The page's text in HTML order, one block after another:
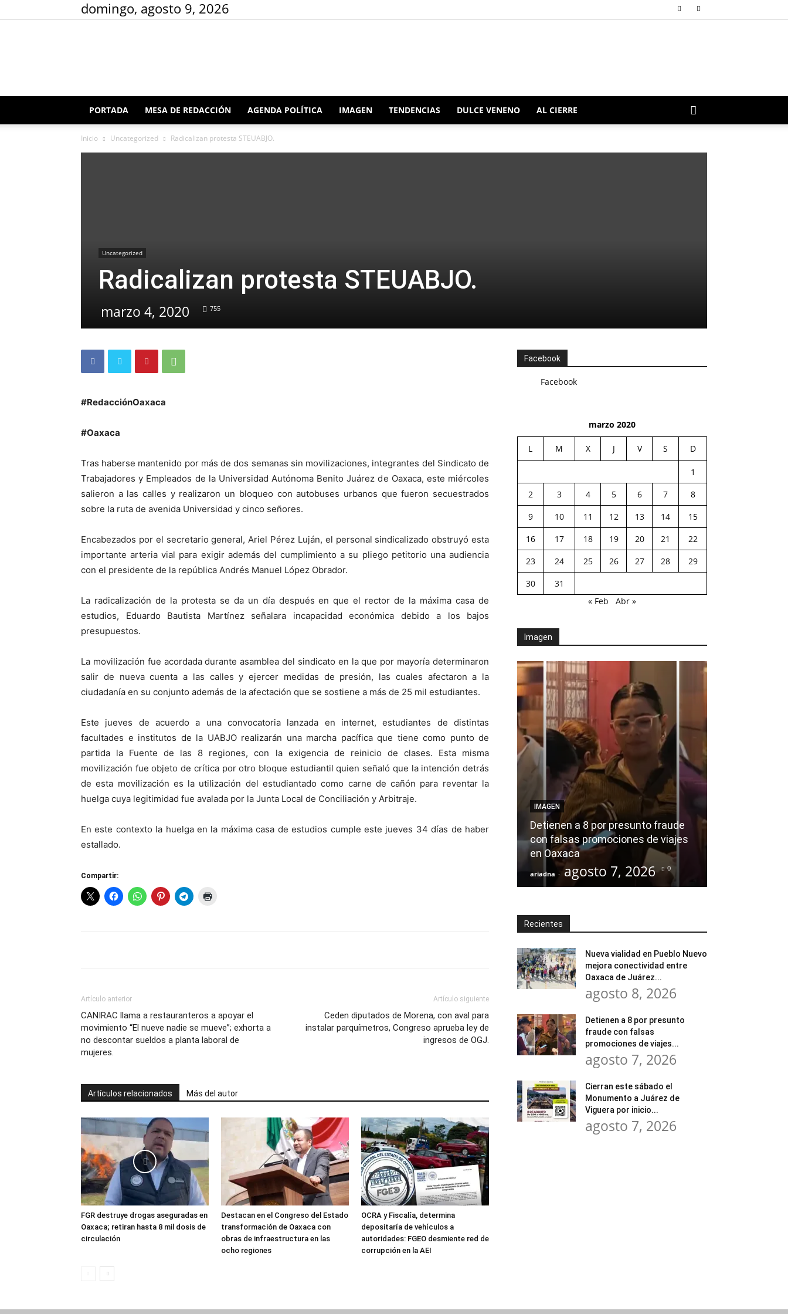
domingo, agosto 9, 2026
Redacción
PORTADA MESA DE REDACCIÓN AGENDA POLÍTICA IMAGEN TENDENCIAS DULCE VENENO AL CIERRE
Inicio Uncategorized Radicalizan protesta STEUABJO.
Uncategorized
Radicalizan protesta STEUABJO.
marzo 4, 2020 755
#RedacciónOaxaca
#Oaxaca
Tras haberse mantenido por más de dos semanas sin movilizaciones, integrantes del Sindicato de
Trabajadores y Empleados de la Universidad Autónoma Benito Juárez de Oaxaca, este miércoles
salieron a las calles y realizaron un bloqueo con autobuses urbanos que fueron secuestrados
sobre la ruta de avenida Universidad y cinco señores.
Encabezados por el secretario general, Ariel Pérez Luján, el personal sindicalizado obstruyó esta
importante arteria vial para exigir además del cumplimiento a su pliego petitorio una audiencia
con el presidente de la república Andrés Manuel López Obrador.
La radicalización de la protesta se da un día después en que el rector de la máxima casa de
estudios, Eduardo Bautista Martínez señalara incapacidad económica debido a los bajos
presupuestos.
La movilización fue acordada durante asamblea del sindicato en la que por mayoría determinaron
salir de nueva cuenta a las calles y ejercer medidas de presión, las cuales afectaron a la
ciudadanía en su conjunto además de la afectación que se sostiene a más de 25 mil estudiantes.
Este jueves de acuerdo a una convocatoria lanzada en internet, estudiantes de distintas
facultades e institutos de la UABJO realizarán una marcha pacífica que tiene como punto de
partida la Fuente de las 8 regiones, con la exigencia de reinicio de clases. Esta misma
movilización fue objeto de crítica por otro bloque estudiantil quien señaló que la intención detrás
de esta movilización es la utilización del estudiantado como carne de cañón para reventar la
huelga cuya legitimidad fue avalada por la Junta Local de Conciliación y Arbitraje.
En este contexto la huelga en la máxima casa de estudios cumple este jueves 34 días de haber
estallado.
Compartir:
Artículo anterior
CANIRAC llama a restauranteros a apoyar el
movimiento “El nueve nadie se mueve”; exhorta a
no descontar sueldos a planta laboral de
mujeres.
Artículo siguiente
Ceden diputados de Morena, con aval para
instalar parquímetros, Congreso aprueba ley de
ingresos de OGJ.
Artículos relacionados Más del autor
FGR destruye drogas aseguradas en
Oaxaca; retiran hasta 8 mil dosis de
circulación
Destacan en el Congreso del Estado
transformación de Oaxaca con
obras de infraestructura en las
ocho regiones
OCRA y Fiscalía, determina
depositaría de vehículos a
autoridades: FGEO desmiente red de
corrupción en la AEI
Facebook
Facebook
marzo 2020
L M X J V S D
1
2
3 4 5 6 7
8
9
10 11 12 13 14
15
16
17 18 19 20 21
22
23
24 25 26 27 28
29
30
31
« Feb
Abr »
Imagen
IMAGEN
Detienen a 8 por presunto fraude
con falsas promociones de viajes
en Oaxaca
ariadna - agosto 7, 2026 0
Recientes
Nueva vialidad en Pueblo Nuevo
mejora conectividad entre
Oaxaca de Juárez...
agosto 8, 2026
Detienen a 8 por presunto
fraude con falsas
promociones de viajes...
agosto 7, 2026
Cierran este sábado el
Monumento a Juárez de
Viguera por inicio...
agosto 7, 2026